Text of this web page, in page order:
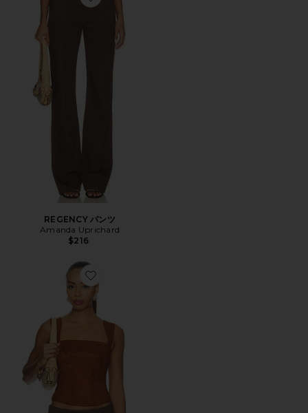
REGENCY パンツ
Amanda Uprichard
$216